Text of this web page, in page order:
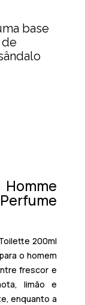
base
200ml
o homem
frescor e
limão e
enquanto a